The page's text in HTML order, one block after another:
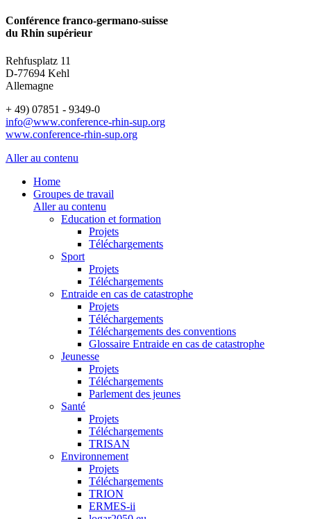
Conférence franco-germano-suisse
du Rhin supérieur
Rehfusplatz 11
D-77694 Kehl
Allemagne
+ 49) 07851 - 9349-0
info@www.conference-rhin-sup.org
www.conference-rhin-sup.org
Aller au contenu
Home
Groupes de travail
Aller au contenu
Education et formation
Projets
Téléchargements
Sport
Projets
Téléchargements
Entraide en cas de catastrophe
Projets
Téléchargements
Téléchargements des conventions
Glossaire Entraide en cas de catastrophe
Jeunesse
Projets
Téléchargements
Parlement des jeunes
Santé
Projets
Téléchargements
TRISAN
Environnement
Projets
Téléchargements
TRION
ERMES-ii